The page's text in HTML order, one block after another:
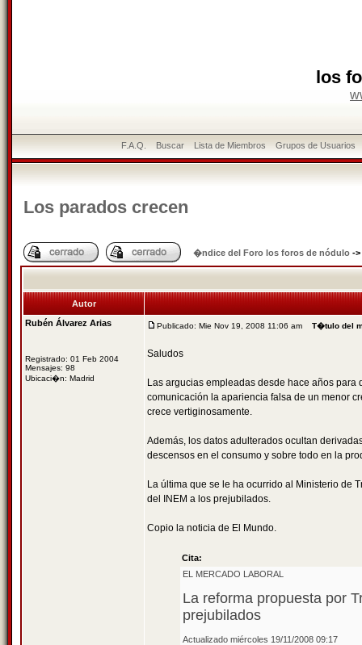
los
F.A.Q. Buscar Lista de Miembros Grupos de Usuarios
Los parados crecen
�ndice del Foro los foros de nódulo ->
Autor
Rubén Álvarez Arias
Registrado: 01 Feb 2004
Mensajes: 98
Ubicaci�n: Madrid
Publicado: Mie Nov 19, 2008 11:06 am T�tulo del
Saludos
Las argucias empleadas desde hace años
comunicación la apariencia falsa de un menor
crece vertiginosamente.
Además, los datos adulterados ocultan
descensos en el consumo y sobre todo en la
La última que se le ha ocurrido al Ministerio de
del INEM a los prejubilados.
Copio la noticia de El Mundo.
Cita:
EL MERCADO LABORAL
La reforma propuesta por
prejubilados
Actualizado miércoles 19/11/2008 09:17